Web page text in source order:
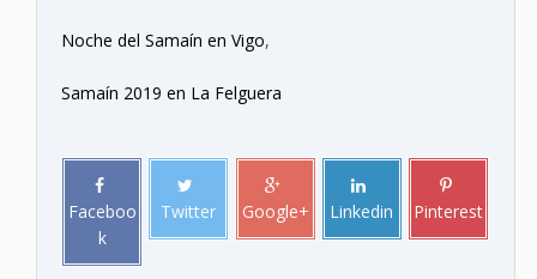
Noche del Samaín en Vigo,
Samaín 2019 en La Felguera
Faceboo
k
Twitter Google+ Linkedin Pinterest